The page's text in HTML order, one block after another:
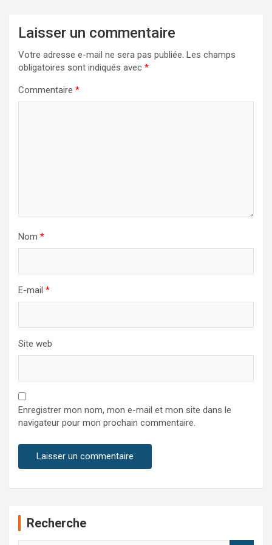
Laisser un commentaire
Votre adresse e-mail ne sera pas publiée. Les champs
obligatoires sont indiqués avec *
Commentaire *
Nom *
E-mail *
Site web
Enregistrer mon nom, mon e-mail et mon site dans le
navigateur pour mon prochain commentaire.
Recherche